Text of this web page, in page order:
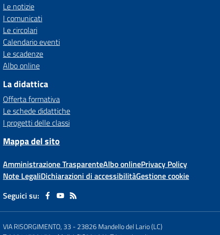
Le notizie
I comunicati
Le circolari
Calendario eventi
Le scadenze
Albo online
La didattica
Offerta formativa
Le schede didattiche
I progetti delle classi
Mappa del sito
Amministrazione TrasparenteAlbo onlinePrivacy Policy
Note LegaliDichiarazioni di accessibilitàGestione cookie
Seguici su:
VIA RISORGIMENTO, 33 -23826 Mandello del Lario (LC)